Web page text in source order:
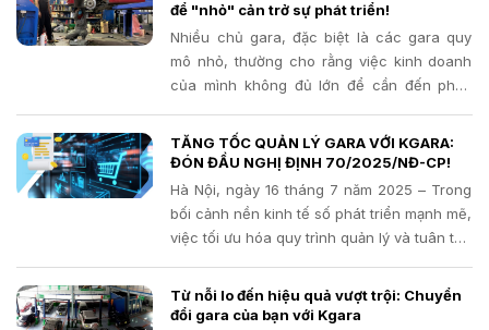
kinh doanh toàn diện và tối ưu lợi nhuận?
Nếu vậy, Kgara chính là chìa khóa mà bạn
đang cần!
để "nhỏ" cản trở sự phát triển!
Nhiều chủ gara, đặc biệt là các gara quy
mô nhỏ, thường cho rằng việc kinh doanh
của mình không đủ lớn để cần đến phần
bạn bỏ lỡ những cơ hội phát triển và đối
mặt với những rủi ro tiềm ẩn mà đôi khi,
chính bạn cũng không nhận ra.
TĂNG TỐC QUẢN LÝ GARA VỚI KGARA:
ĐÓN ĐẦU NGHỊ ĐỊNH 70/2025/NĐ-CP!
Hà Nội, ngày 16 tháng 7 năm 2025 – Trong
bối cảnh nền kinh tế số phát triển mạnh mẽ,
việc tối ưu hóa quy trình quản lý và tuân thủ
thành ưu tiên hàng đầu của mọi doanh
nghiệp
Từ nỗi lo đến hiệu quả vượt trội: Chuyển
đổi gara của bạn với Kgara